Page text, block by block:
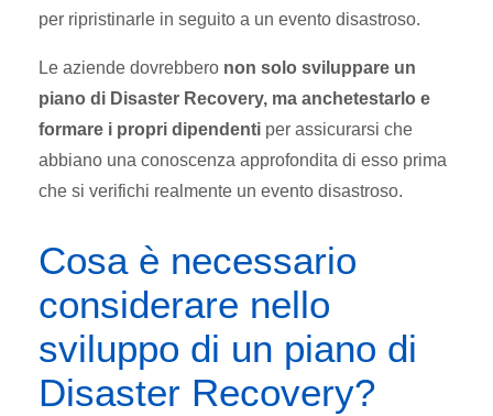
per ripristinarle in seguito a un evento disastroso.
Le aziende dovrebbero non solo sviluppare un
piano di Disaster Recovery, ma anchetestarlo e
formare i propri dipendenti per assicurarsi che
abbiano una conoscenza approfondita di esso prima
che si verifichi realmente un evento disastroso.
Cosa è necessario
considerare nello
sviluppo di un piano di
Disaster Recovery?